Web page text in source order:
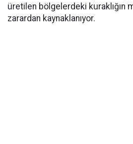
üretilen bölgelerdeki kuraklığın
zarardan kaynaklanıyor.